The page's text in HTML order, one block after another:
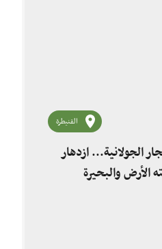
القنيطرة
الجولانية... ازدهار
الأرض والبحيرة